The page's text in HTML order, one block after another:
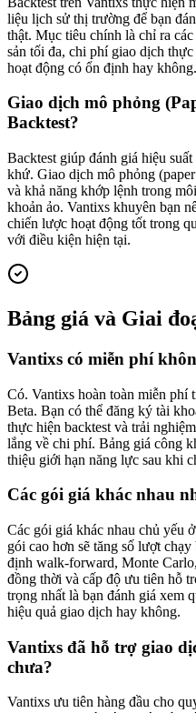
liệu lịch sử thị trường để bạn
thật. Mục tiêu chính là chỉ ra
sản tối đa, chi phí giao dịch
hoạt động có ổn định hay không.
Giao dịch mô phỏng
Backtest?
Backtest giúp đánh giá hiệu
khứ. Giao dịch mô phỏng
và khả năng khớp lệnh trong
khoản ảo. Vantixs khuyên bạn
chiến lược hoạt động tốt trong
với điều kiện hiện tại.
Bảng giá và Giai
Vantixs có miễn phí
Có. Vantixs hoàn toàn miễn phí
Beta. Bạn có thể đăng ký tài
thực hiện backtest và trải
lắng về chi phí. Bảng giá công
thiệu giới hạn năng lực sau khi
Các gói giá khác nhau
Các gói giá khác nhau chủ yếu
gói cao hơn sẽ tăng số lượt
định walk-forward, Monte
đồng thời và cấp độ ưu tiên hỗ
trọng nhất là bạn đánh giá xem
hiệu quả giao dịch hay không.
Vantixs đã hỗ trợ giao
chưa?
Vantixs ưu tiên hàng đầu cho